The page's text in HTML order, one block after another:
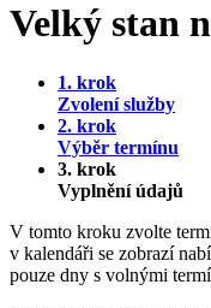
Velký stan
1. krok
Zvolení služby
2. krok
Výběr termínu
3. krok
Vyplnění údajů
V tomto kroku zvolte
v kalendáři se zobrazí
pouze dny s volnými